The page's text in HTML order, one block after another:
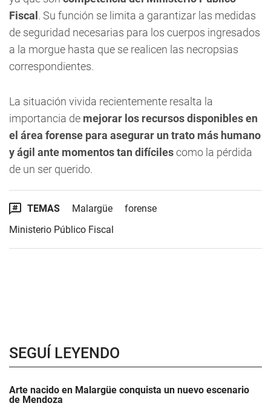
Fiscal . Su función se limita a garantizar las medidas
de seguridad necesarias para los cuerpos ingresados
a la morgue hasta que se realicen las necropsias
correspondientes.
La situación vivida recientemente resalta la
importancia de mejorar los recursos disponibles en
el área forense para asegurar un trato más humano
y ágil ante momentos tan difícilescomo la pérdida
de un ser querido.
TEMAS Malargüe
forense
Ministerio Público Fiscal
SEGUÍ LEYENDO
Arte nacido en Malargüe conquista un nuevo escenario
de Mendoza